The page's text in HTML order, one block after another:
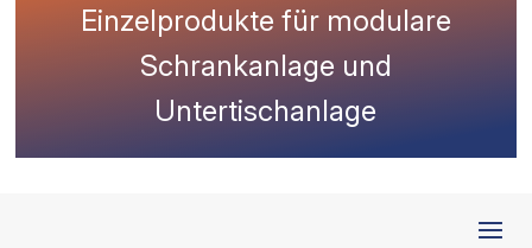
Einzelprodukte für modulare
Schrankanlage und
Untertischanlage